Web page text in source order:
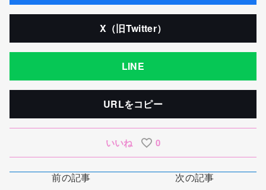
X（旧Twitter）
LINE
URLをコピー
いいね 0
前の記事 次の記事